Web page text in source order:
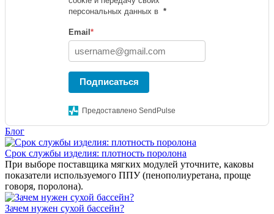
персональных данных в *
Email *
Подписаться
Предоставлено SendPulse
Блог
Срок службы изделия: плотность поролона
При выборе поставщика мягких модулей уточните, каковы
показатели используемого ППУ (пенополиуретана, проще
говоря, поролона).
Зачем нужен сухой бассейн?